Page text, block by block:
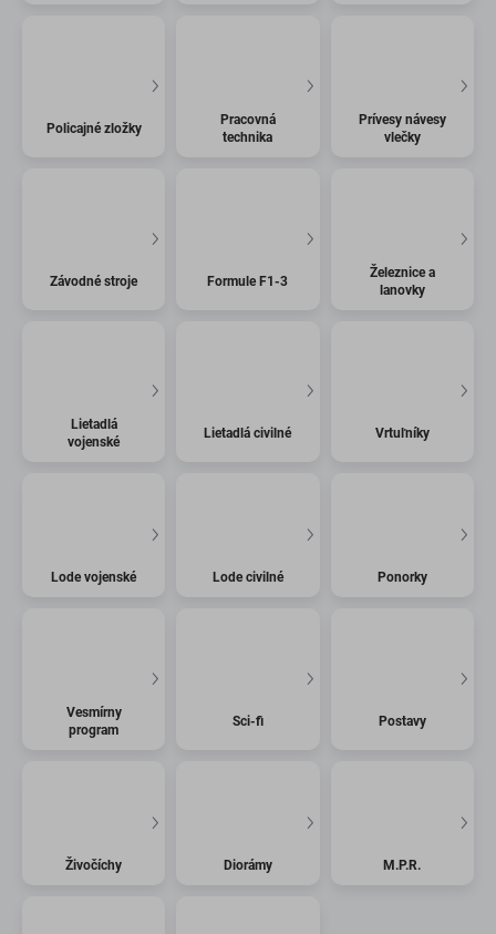
Policajné zložky
Pracovná
technika
Prívesy návesy
vlečky
Závodné stroje Formule F1-3
Železnice a
lanovky
Lietadlá
vojenské
Lietadlá civilné Vrtuľníky
Lode vojenské Lode civilné Ponorky
Vesmírny
program
Sci-fi Postavy
Živočíchy Diorámy M.P.R.